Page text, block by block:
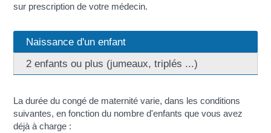
sur prescription de votre médecin.
Naissance d'un enfant
2 enfants ou plus (jumeaux, triplés ...)
La durée du congé de maternité varie, dans les conditions
suivantes, en fonction du nombre d'enfants que vous avez
déjà à charge :